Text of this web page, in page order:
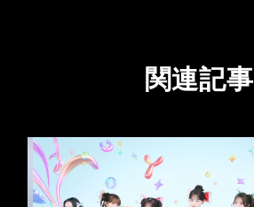
関連記事